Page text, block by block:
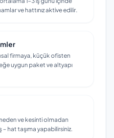
ve hattınız aktive edilir.
firmaya, küçük ofisten
uygun paket ve altyapı
ve kesinti olmadan
hat taşıma yapabilirsiniz.